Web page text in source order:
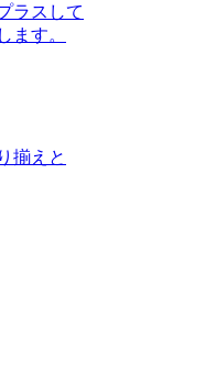
ラスして
ます。
揃えと